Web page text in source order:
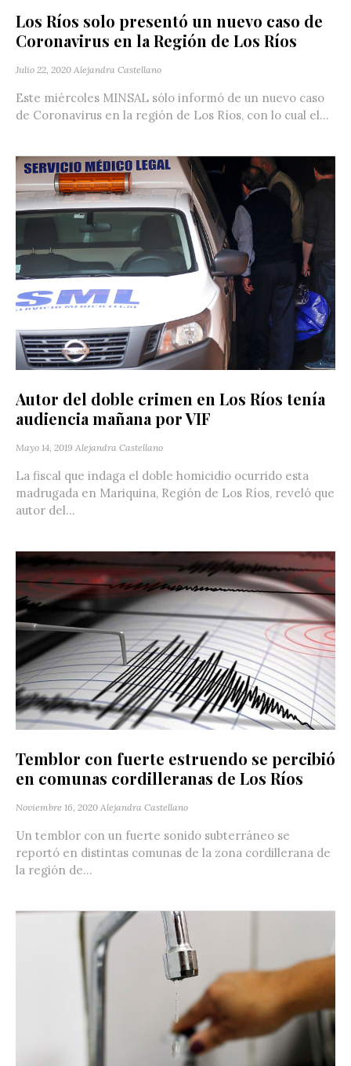
Los Ríos solo presentó un nuevo caso de
Coronavirus en la Región de Los Ríos
Julio 22, 2020 Alejandra Castellano
Este miércoles MINSAL sólo informó de un nuevo caso
de Coronavirus en la región de Los Ríos, con lo cual el...
Autor del doble crimen en Los Ríos tenía
audiencia mañana por VIF
Mayo 14, 2019 Alejandra Castellano
La fiscal que indaga el doble homicidio ocurrido esta
madrugada en Mariquina, Región de Los Ríos, reveló que
autor del...
Temblor con fuerte estruendo se percibió
en comunas cordilleranas de Los Ríos
Noviembre 16, 2020 Alejandra Castellano
Un temblor con un fuerte sonido subterráneo se
reportó en distintas comunas de la zona cordillerana de
la región de...